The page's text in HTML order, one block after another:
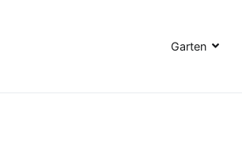
Garten